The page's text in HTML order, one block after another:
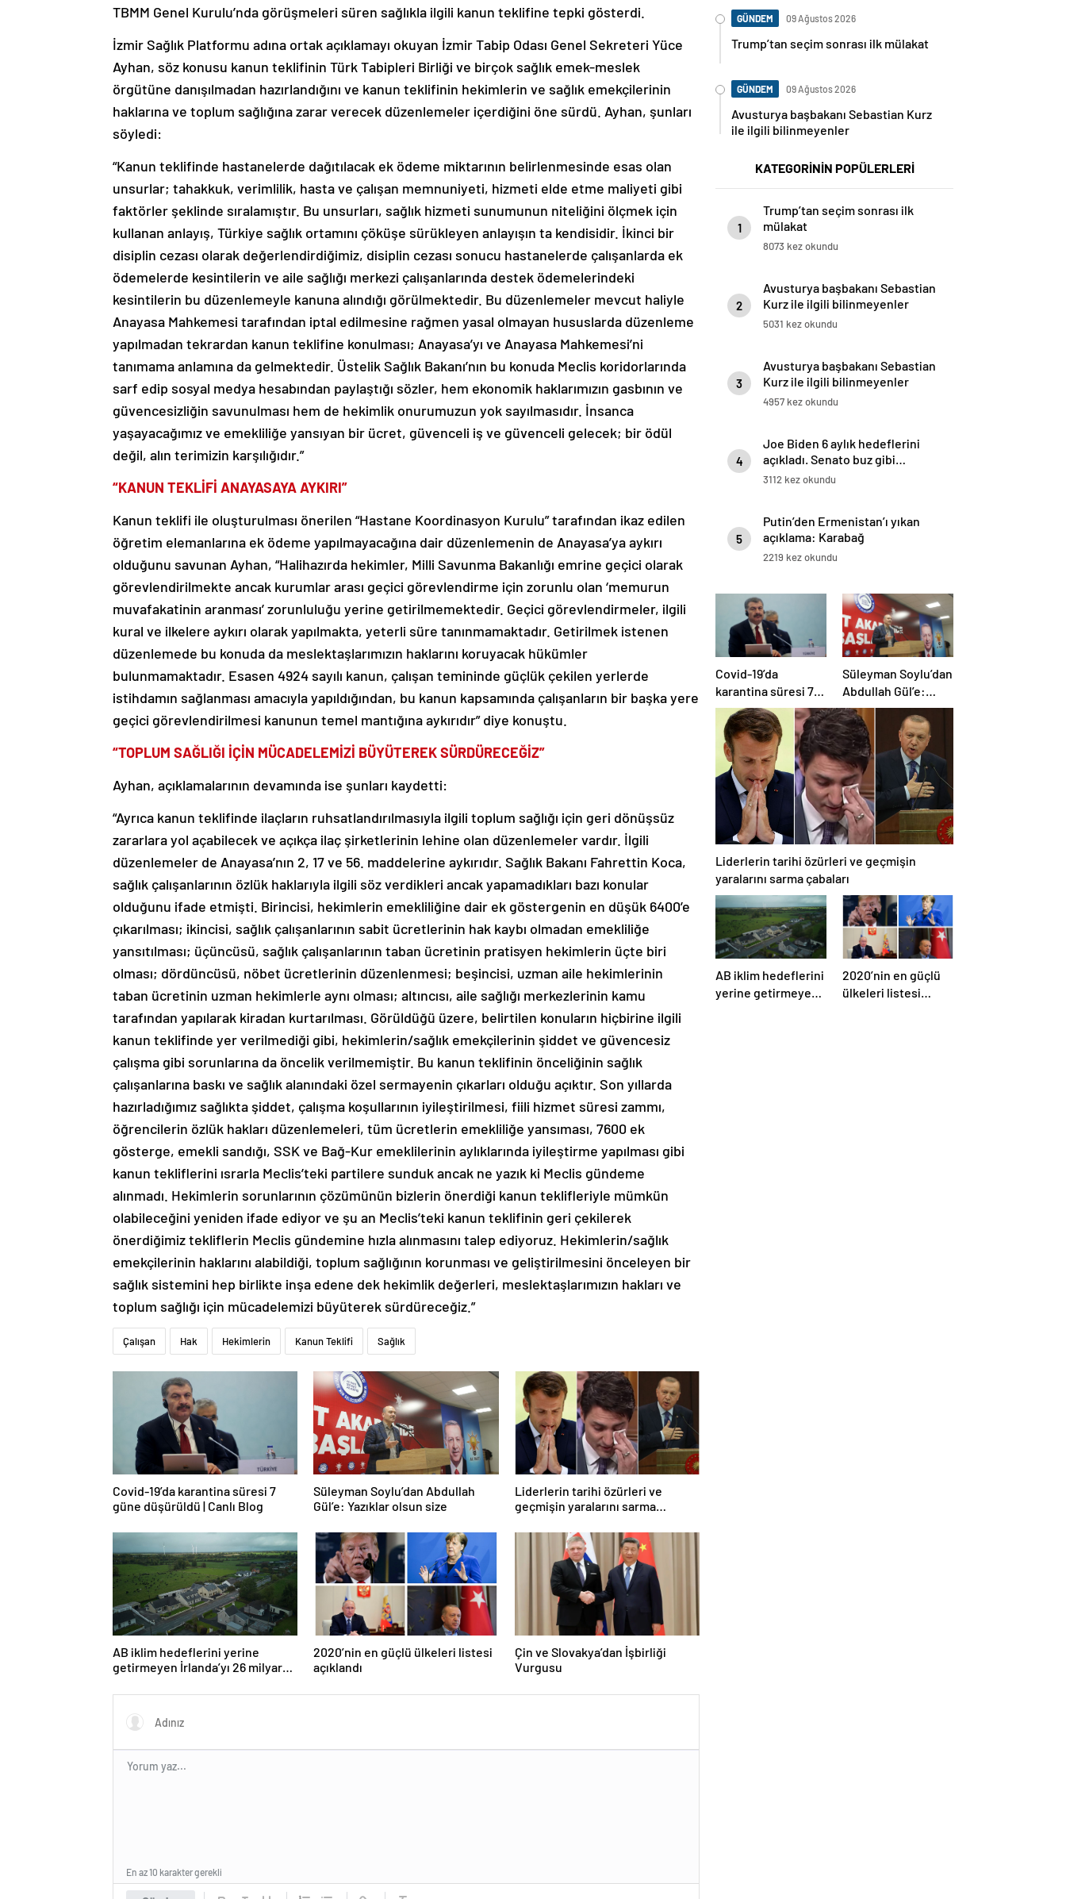
TBMM Genel Kurulu’nda görüşmeleri süren sağlıkla ilgili kanun teklifine tepki gösterdi.
İzmir Sağlık Platformu adına ortak açıklamayı okuyan İzmir Tabip Odası Genel Sekreteri Yüce
Ayhan, söz konusu kanun teklifinin Türk Tabipleri Birliği ve birçok sağlık emek-meslek
örgütüne danışılmadan hazırlandığını ve kanun teklifinin hekimlerin ve sağlık emekçilerinin
haklarına ve toplum sağlığına zarar verecek düzenlemeler içerdiğini öne sürdü. Ayhan, şunları
söyledi:
“Kanun teklifinde hastanelerde dağıtılacak ek ödeme miktarının belirlenmesinde esas olan
unsurlar; tahakkuk, verimlilik, hasta ve çalışan memnuniyeti, hizmeti elde etme maliyeti gibi
faktörler şeklinde sıralamıştır. Bu unsurları, sağlık hizmeti sunumunun niteliğini ölçmek için
kullanan anlayış, Türkiye sağlık ortamını çöküşe sürükleyen anlayışın ta kendisidir. İkinci bir
disiplin cezası olarak değerlendirdiğimiz, disiplin cezası sonucu hastanelerde çalışanlarda ek
ödemelerde kesintilerin ve aile sağlığı merkezi çalışanlarında destek ödemelerindeki
kesintilerin bu düzenlemeyle kanuna alındığı görülmektedir. Bu düzenlemeler mevcut haliyle
Anayasa Mahkemesi tarafından iptal edilmesine rağmen yasal olmayan hususlarda düzenleme
yapılmadan tekrardan kanun teklifine konulması; Anayasa’yı ve Anayasa Mahkemesi’ni
tanımama anlamına da gelmektedir. Üstelik Sağlık Bakanı’nın bu konuda Meclis koridorlarında
sarf edip sosyal medya hesabından paylaştığı sözler, hem ekonomik haklarımızın gasbının ve
güvencesizliğin savunulması hem de hekimlik onurumuzun yok sayılmasıdır. İnsanca
yaşayacağımız ve emekliliğe yansıyan bir ücret, güvenceli iş ve güvenceli gelecek; bir ödül
değil, alın terimizin karşılığıdır.”
“KANUN TEKLİFİ ANAYASAYA AYKIRI”
Kanun teklifi ile oluşturulması önerilen “Hastane Koordinasyon Kurulu” tarafından ikaz edilen
öğretim elemanlarına ek ödeme yapılmayacağına dair düzenlemenin de Anayasa’ya aykırı
olduğunu savunan Ayhan, “Halihazırda hekimler, Milli Savunma Bakanlığı emrine geçici olarak
görevlendirilmekte ancak kurumlar arası geçici görevlendirme için zorunlu olan ‘memurun
muvafakatinin aranması’ zorunluluğu yerine getirilmemektedir. Geçici görevlendirmeler, ilgili
kural ve ilkelere aykırı olarak yapılmakta, yeterli süre tanınmamaktadır. Getirilmek istenen
düzenlemede bu konuda da meslektaşlarımızın haklarını koruyacak hükümler
bulunmamaktadır. Esasen 4924 sayılı kanun, çalışan temininde güçlük çekilen yerlerde
istihdamın sağlanması amacıyla yapıldığından, bu kanun kapsamında çalışanların bir başka yere
geçici görevlendirilmesi kanunun temel mantığına aykırıdır” diye konuştu.
“TOPLUM SAĞLIĞI İÇİN MÜCADELEMİZİ BÜYÜTEREK SÜRDÜRECEĞİZ”
Ayhan, açıklamalarının devamında ise şunları kaydetti:
“Ayrıca kanun teklifinde ilaçların ruhsatlandırılmasıyla ilgili toplum sağlığı için geri dönüşsüz
zararlara yol açabilecek ve açıkça ilaç şirketlerinin lehine olan düzenlemeler vardır. İlgili
düzenlemeler de Anayasa’nın 2, 17 ve 56. maddelerine aykırıdır. Sağlık Bakanı Fahrettin Koca,
sağlık çalışanlarının özlük haklarıyla ilgili söz verdikleri ancak yapamadıkları bazı konular
olduğunu ifade etmişti. Birincisi, hekimlerin emekliliğine dair ek göstergenin en düşük 6400’e
çıkarılması; ikincisi, sağlık çalışanlarının sabit ücretlerinin hak kaybı olmadan emekliliğe
yansıtılması; üçüncüsü, sağlık çalışanlarının taban ücretinin pratisyen hekimlerin üçte biri
olması; dördüncüsü, nöbet ücretlerinin düzenlenmesi; beşincisi, uzman aile hekimlerinin
taban ücretinin uzman hekimlerle aynı olması; altıncısı, aile sağlığı merkezlerinin kamu
tarafından yapılarak kiradan kurtarılması. Görüldüğü üzere, belirtilen konuların hiçbirine ilgili
kanun teklifinde yer verilmediği gibi, hekimlerin/sağlık emekçilerinin şiddet ve güvencesiz
çalışma gibi sorunlarına da öncelik verilmemiştir. Bu kanun teklifinin önceliğinin sağlık
çalışanlarına baskı ve sağlık alanındaki özel sermayenin çıkarları olduğu açıktır. Son yıllarda
hazırladığımız sağlıkta şiddet, çalışma koşullarının iyileştirilmesi, fiili hizmet süresi zammı,
öğrencilerin özlük hakları düzenlemeleri, tüm ücretlerin emekliliğe yansıması, 7600 ek
gösterge, emekli sandığı, SSK ve Bağ-Kur emeklilerinin aylıklarında iyileştirme yapılması gibi
kanun tekliflerini ısrarla Meclis’teki partilere sunduk ancak ne yazık ki Meclis gündeme
alınmadı. Hekimlerin sorunlarının çözümünün bizlerin önerdiği kanun teklifleriyle mümkün
olabileceğini yeniden ifade ediyor ve şu an Meclis’teki kanun teklifinin geri çekilerek
önerdiğimiz tekliflerin Meclis gündemine hızla alınmasını talep ediyoruz. Hekimlerin/sağlık
emekçilerinin haklarını alabildiği, toplum sağlığının korunması ve geliştirilmesini önceleyen bir
sağlık sistemini hep birlikte inşa edene dek hekimlik değerleri, meslektaşlarımızın hakları ve
toplum sağlığı için mücadelemizi büyüterek sürdüreceğiz.”
Çalışan Hak Hekimlerin Kanun Teklifi Sağlık
Covid-19’da karantina süresi 7
güne düşürüldü | Canlı Blog
Süleyman Soylu’dan Abdullah
Gül’e: Yazıklar olsun size
Liderlerin tarihi özürleri ve
geçmişin yaralarını sarma
AB iklim hedeflerini yerine
getirmeyen İrlanda’yı 26 milyar
2020’nin en güçlü ülkeleri listesi
açıklandı
Çin ve Slovakya’dan İşbirliği
Vurgusu
En az 10 karakter gerekli
GÜNDEM 09 Ağustos 2026
Trump’tan seçim sonrası ilk mülakat
GÜNDEM 09 Ağustos 2026
Avusturya başbakanı Sebastian Kurz
ile ilgili bilinmeyenler
KATEGORİNİN POPÜLERLERİ
1
Trump’tan seçim sonrası ilk
mülakat
8073 kez okundu
2
Avusturya başbakanı Sebastian
Kurz ile ilgili bilinmeyenler
5031 kez okundu
3
Avusturya başbakanı Sebastian
Kurz ile ilgili bilinmeyenler
4957 kez okundu
4
Joe Biden 6 aylık hedeflerini
açıkladı. Senato buz gibi…
3112 kez okundu
5
Putin’den Ermenistan’ı yıkan
açıklama: Karabağ
Azerbaycan’ın ayrılmaz bir
2219 kez okundu
Covid-19’da
karantina süresi 7
güne düşürüldü |
Canlı Blog
Süleyman Soylu’dan
Abdullah Gül’e:
Yazıklar olsun size
Liderlerin tarihi özürleri ve geçmişin
yaralarını sarma çabaları
AB iklim hedeflerini
yerine getirmeyen
2020’nin en güçlü
ülkeleri listesi